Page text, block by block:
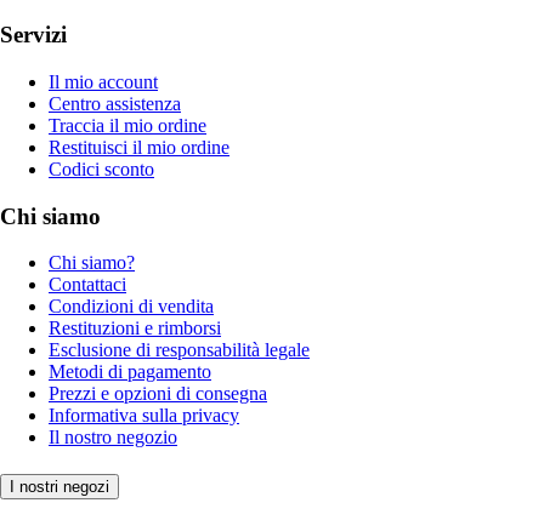
Servizi
Il mio account
Centro assistenza
Traccia il mio ordine
Restituisci il mio ordine
Codici sconto
Chi siamo
Chi siamo?
Contattaci
Condizioni di vendita
Restituzioni e rimborsi
Esclusione di responsabilità legale
Metodi di pagamento
Prezzi e opzioni di consegna
Informativa sulla privacy
Il nostro negozio
I nostri negozi